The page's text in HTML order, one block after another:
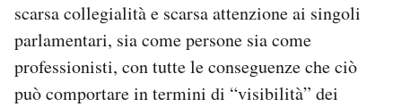
scarsa collegialità e scarsa attenzione ai singoli
parlamentari, sia come persone sia come
professionisti, con tutte le conseguenze che ciò
può comportare in termini di “visibilità” dei